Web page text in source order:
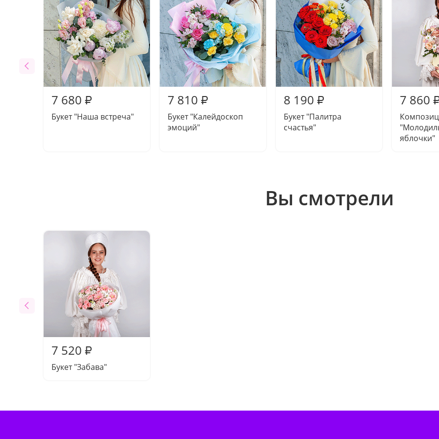
7 680 ₽
Букет "Наша встреча"
7 810 ₽
Букет "Калейдоскоп
эмоций"
8 190 ₽
Букет "Палитра
счастья"
7 860
яблочки"
Вы смотрели
7 520 ₽
Букет "Забава"